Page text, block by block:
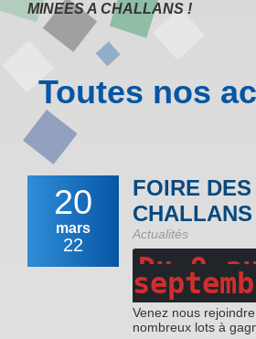
MINEES A CHALLANS !
Toutes nos
20
mars
22
FOIRE
Actualités
Du 9
Venez nous
nombreux lots à